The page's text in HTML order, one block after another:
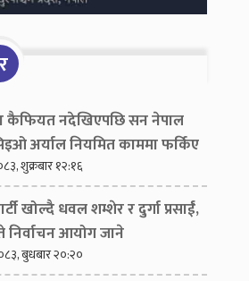
कैफियत नदेखिएपछि सन नेपाल
अर्याल नियमित काममा फर्किए
शुक्रबार १२:१६
खोल्दै धवल शम्शेर र दुर्गा प्रसाईं,
निर्वाचन आयोग जाने
बुधबार २०:२०